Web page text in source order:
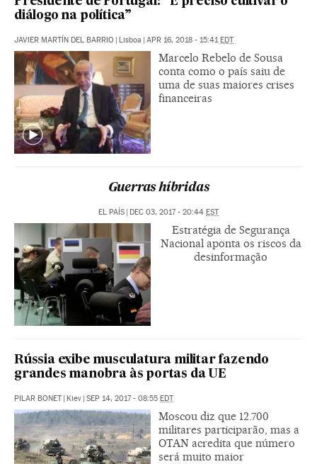
diálogo na política”
JAVIER MARTÍN DEL BARRIO | Lisboa | APR 16, 2018 - 15:41EDT
Marcelo Rebelo de Sousa
conta como o país saiu de
uma de suas maiores crises
financeiras
Guerras híbridas
EL PAÍS | DEC 03, 2017 - 20:44 EST
Estratégia de Segurança
Nacional aponta os riscos da
desinformação
Rússia exibe musculatura militar fazendo
grandes manobra às portas da UE
PILAR BONET | Kiev | SEP 14, 2017 - 08:55 EDT
Moscou diz que 12.700
militares participarão, mas a
OTAN acredita que número
será muito maior